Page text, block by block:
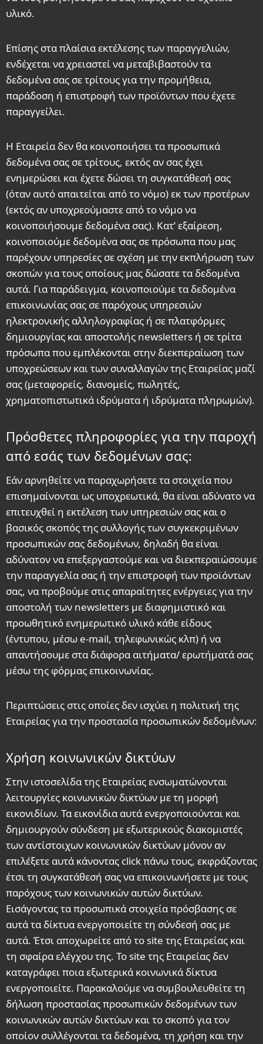
υλικό.
Επίσης στα πλαίσια εκτέλεσης των παραγγελιών,
ενδέχεται να χρειαστεί να μεταβιβαστούν τα
δεδομένα σας σε τρίτους για την προμήθεια,
παράδοση ή επιστροφή των προϊόντων που έχετε
παραγγείλει.
Η Εταιρεία δεν θα κοινοποιήσει τα προσωπικά
δεδομένα σας σε τρίτους, εκτός αν σας έχει
ενημερώσει και έχετε δώσει τη συγκατάθεσή σας
(όταν αυτό απαιτείται από το νόμο) εκ των προτέρων
(εκτός αν υποχρεούμαστε από το νόμο να
κοινοποιήσουμε δεδομένα σας). Κατ’ εξαίρεση,
κοινοποιούμε δεδομένα σας σε πρόσωπα που μας
παρέχουν υπηρεσίες σε σχέση με την εκπλήρωση των
σκοπών για τους οποίους μας δώσατε τα δεδομένα
αυτά. Για παράδειγμα, κοινοποιούμε τα δεδομένα
επικοινωνίας σας σε παρόχους υπηρεσιών
ηλεκτρονικής αλληλογραφίας ή σε πλατφόρμες
δημιουργίας και αποστολής newsletters ή σε τρίτα
πρόσωπα που εμπλέκονται στην διεκπεραίωση των
υποχρεώσεων και των συναλλαγών της Εταιρείας μαζί
σας (μεταφορείς, διανομείς, πωλητές,
χρηματοπιστωτικά ιδρύματα ή ιδρύματα πληρωμών).
Πρόσθετες πληροφορίες για την παροχή
από εσάς των δεδομένων σας:
Εάν αρνηθείτε να παραχωρήσετε τα στοιχεία που
επισημαίνονται ως υποχρεωτικά, θα είναι αδύνατο να
επιτευχθεί η εκτέλεση των υπηρεσιών σας και ο
βασικός σκοπός της συλλογής των συγκεκριμένων
προσωπικών σας δεδομένων, δηλαδή θα είναι
αδύνατον να επεξεργαστούμε και να διεκπεραιώσουμε
την παραγγελία σας ή την επιστροφή των προϊόντων
σας, να προβούμε στις απαραίτητες ενέργειες για την
αποστολή των newsletters με διαφημιστικό και
προωθητικό ενημερωτικό υλικό κάθε είδους
(έντυπου, μέσω e-mail, τηλεφωνικώς κλπ) ή να
απαντήσουμε στα διάφορα αιτήματα/ ερωτήματά σας
μέσω της φόρμας επικοινωνίας.
Περιπτώσεις στις οποίες δεν ισχύει η πολιτική της
Εταιρείας για την προστασία προσωπικών δεδομένων:
Χρήση κοινωνικών δικτύων
Στην ιστοσελίδα της Εταιρείας ενσωματώνονται
λειτουργίες κοινωνικών δικτύων με τη μορφή
εικονιδίων. Τα εικονίδια αυτά ενεργοποιούνται και
δημιουργούν σύνδεση με εξωτερικούς διακομιστές
των αντίστοιχων κοινωνικών δικτύων μόνον αν
επιλέξετε αυτά κάνοντας click πάνω τους, εκφράζοντας
έτσι τη συγκατάθεσή σας να επικοινωνήσετε με τους
παρόχους των κοινωνικών αυτών δικτύων.
Εισάγοντας τα προσωπικά στοιχεία πρόσβασης σε
αυτά τα δίκτυα ενεργοποιείτε τη σύνδεσή σας με
αυτά. Έτσι αποχωρείτε από το site της Εταιρείας και
τη σφαίρα ελέγχου της. Το site της Εταιρείας δεν
καταγράφει ποια εξωτερικά κοινωνικά δίκτυα
ενεργοποιείτε. Παρακαλούμε να συμβουλευθείτε τη
δήλωση προστασίας προσωπικών δεδομένων των
κοινωνικών αυτών δικτύων και το σκοπό για τον
οποίον συλλέγονται τα δεδομένα, τη χρήση και την